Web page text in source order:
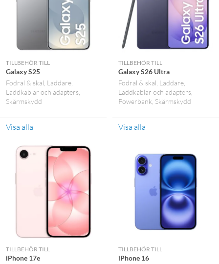
TILLBEHÖR TILL
Galaxy S25
Fodral & skal Laddare
Laddkablar och adapters
Skärmskydd
Visa alla
TILLBEHÖR TILL
Galaxy S26 Ultra
Fodral & skal Laddare
Laddkablar och adapters
Powerbank Skärmskydd
Visa alla
TILLBEHÖR TILL
iPhone 17e
TILLBEHÖR TILL
iPhone 16